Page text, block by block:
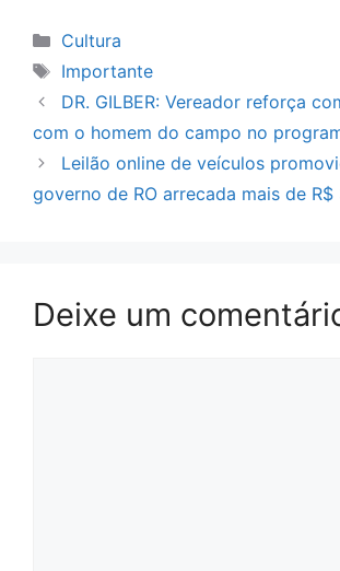
Categorias
Cultura
Tags
Importante
DR. GILBER: Vereador reforça
com o homem do campo no
Leilão online de veículos
governo de RO arrecada mais de R$
Deixe um